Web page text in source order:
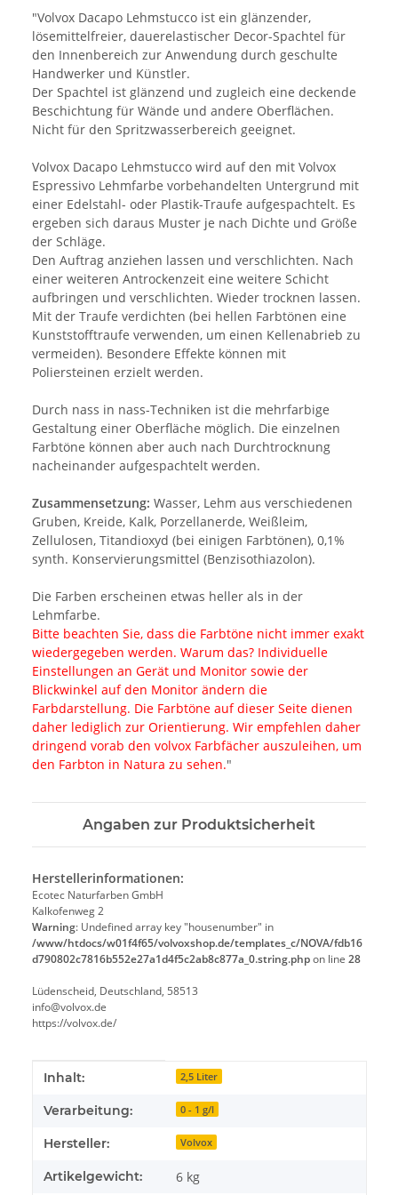
"Volvox Dacapo Lehmstucco ist ein glänzender,
lösemittelfreier, dauerelastischer Decor-Spachtel für
den Innenbereich zur Anwendung durch geschulte
Handwerker und Künstler.
Der Spachtel ist glänzend und zugleich eine deckende
Beschichtung für Wände und andere Oberflächen.
Nicht für den Spritzwasserbereich geeignet.
Volvox Dacapo Lehmstucco wird auf den mit Volvox
Espressivo Lehmfarbe vorbehandelten Untergrund mit
einer Edelstahl- oder Plastik-Traufe aufgespachtelt. Es
ergeben sich daraus Muster je nach Dichte und Größe
der Schläge.
Den Auftrag anziehen lassen und verschlichten. Nach
einer weiteren Antrockenzeit eine weitere Schicht
aufbringen und verschlichten. Wieder trocknen lassen.
Mit der Traufe verdichten (bei hellen Farbtönen eine
Kunststofftraufe verwenden, um einen Kellenabrieb zu
vermeiden). Besondere Effekte können mit
Poliersteinen erzielt werden.
Durch nass in nass-Techniken ist die mehrfarbige
Gestaltung einer Oberfläche möglich. Die einzelnen
Farbtöne können aber auch nach Durchtrocknung
nacheinander aufgespachtelt werden.
Zusammensetzung: Wasser, Lehm aus verschiedenen
Gruben, Kreide, Kalk, Porzellanerde, Weißleim,
Zellulosen, Titandioxyd (bei einigen Farbtönen), 0,1%
synth. Konservierungsmittel (Benzisothiazolon).
Die Farben erscheinen etwas heller als in der
Lehmfarbe.
Bitte beachten Sie, dass die Farbtöne nicht immer exakt
wiedergegeben werden. Warum das? Individuelle
Einstellungen an Gerät und Monitor sowie der
Blickwinkel auf den Monitor ändern die
Farbdarstellung. Die Farbtöne auf dieser Seite dienen
daher lediglich zur Orientierung. Wir empfehlen daher
dringend vorab den volvox Farbfächer auszuleihen, um
den Farbton in Natura zu sehen."
Angaben zur Produktsicherheit
Herstellerinformationen:
Ecotec Naturfarben GmbH
Kalkofenweg 2
Warning: Undefined array key "housenumber" in
/www/htdocs/w01f4f65/volvoxshop.de/templates_c/NOVA/fdb16
d790802c7816b552e27a1d4f5c2ab8c877a_0.string.phpon line 28
Lüdenscheid, Deutschland, 58513
info@volvox.de
https://volvox.de/
Produkteigenschaft
Wert
Inhalt: 2,5 Liter
Verarbeitung: 0 - 1 g/l
Hersteller: Volvox
Artikelgewicht: 6 kg